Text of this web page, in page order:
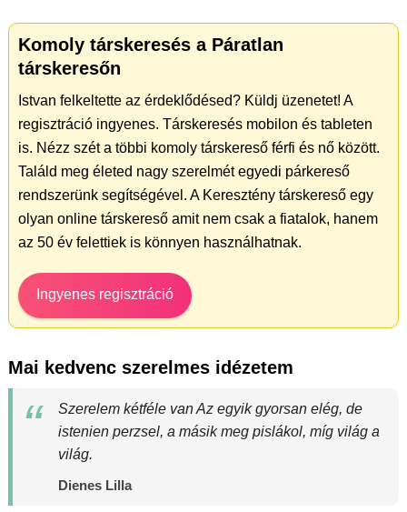
Komoly társkeresés a Páratlan
társkeresőn
Istvan felkeltette az érdeklődésed? Küldj üzenetet! A
regisztráció ingyenes. Társkeresés mobilon és tableten
is. Nézz szét a többi komoly társkereső férfi és nő között.
Találd meg életed nagy szerelmét egyedi párkereső
rendszerünk segítségével. A Keresztény társkereső egy
olyan online társkereső amit nem csak a fiatalok, hanem
az 50 év felettiek is könnyen használhatnak.
Ingyenes regisztráció
Mai kedvenc szerelmes idézetem
Szerelem kétféle van Az egyik gyorsan elég, de
istenien perzsel, a másik meg pislákol, míg világ a
világ.
Dienes Lilla